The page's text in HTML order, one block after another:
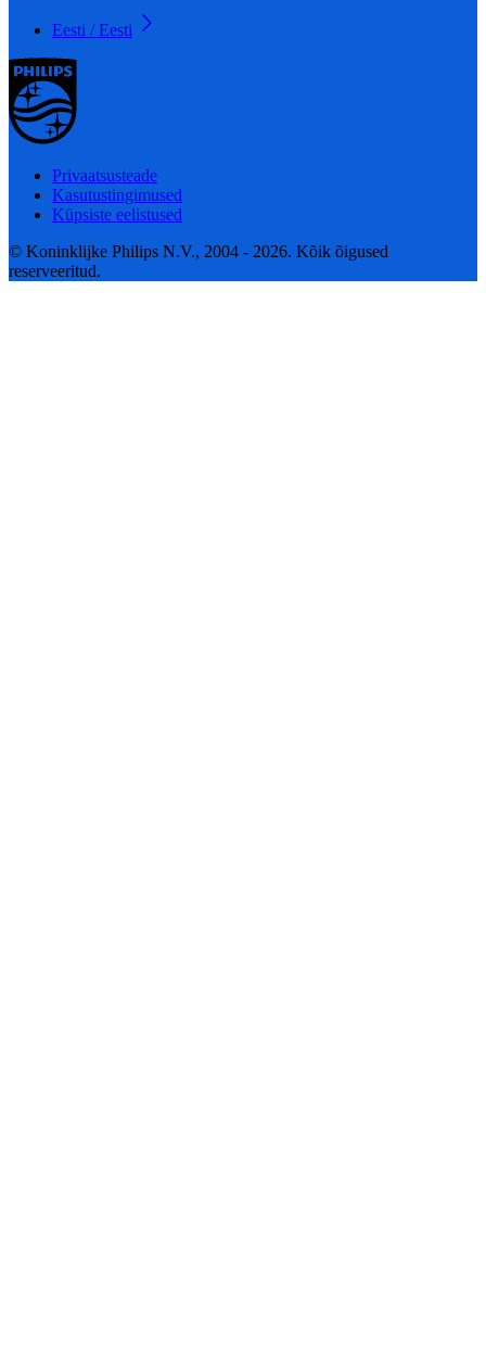
Eesti / Eesti
Privaatsusteade
Kasutustingimused
Küpsiste eelistused
© Koninklijke Philips N.V., 2004 - 2026. Kõik õigused
reserveeritud.